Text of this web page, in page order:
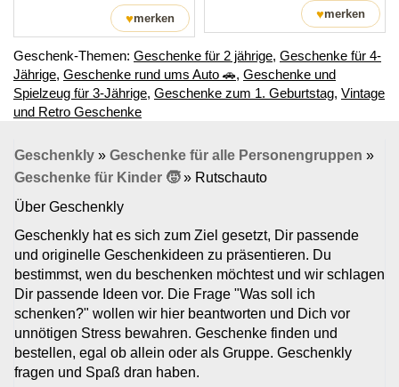
♥merken ♥merken
Geschenk-Themen: Geschenke für 2 jährige, Geschenke für 4-
Jährige, Geschenke rund ums Auto 🚗, Geschenke und
Spielzeug für 3-Jährige, Geschenke zum 1. Geburtstag, Vintage
und Retro Geschenke
Geschenkly » Geschenke für alle Personengruppen »
Geschenke für Kinder 🧒» Rutschauto
Über Geschenkly
Geschenkly hat es sich zum Ziel gesetzt, Dir passende
und originelle Geschenkideen zu präsentieren. Du
bestimmst, wen du beschenken möchtest und wir schlagen
Dir passende Ideen vor. Die Frage "Was soll ich
schenken?" wollen wir hier beantworten und Dich vor
unnötigen Stress bewahren. Geschenke finden und
bestellen, egal ob allein oder als Gruppe. Geschenkly
fragen und Spaß dran haben.